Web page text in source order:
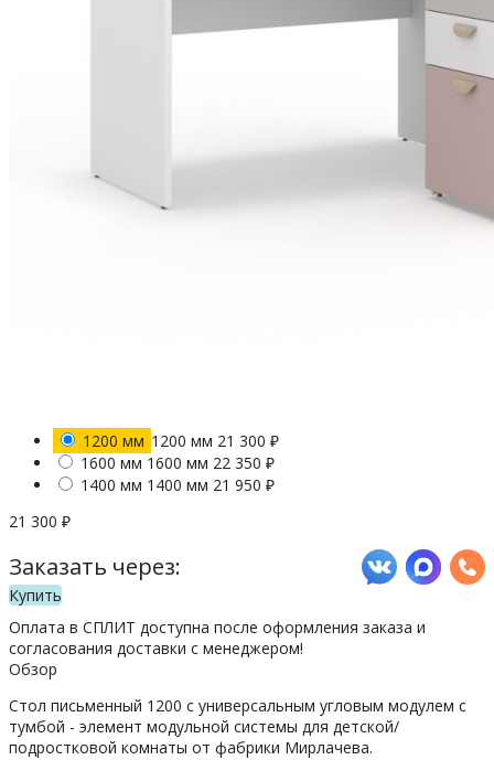
1200 мм 1200 мм 21 300 ₽
1600 мм 1600 мм 22 350 ₽
1400 мм 1400 мм 21 950 ₽
21 300 ₽
Заказать через:
Купить
Оплата в СПЛИТ доступна после оформления заказа и
согласования доставки с менеджером!
Обзор
Стол письменный 1200 с универсальным угловым модулем с
тумбой - элемент модульной системы для детской/
подростковой комнаты от фабрики Мирлачева.